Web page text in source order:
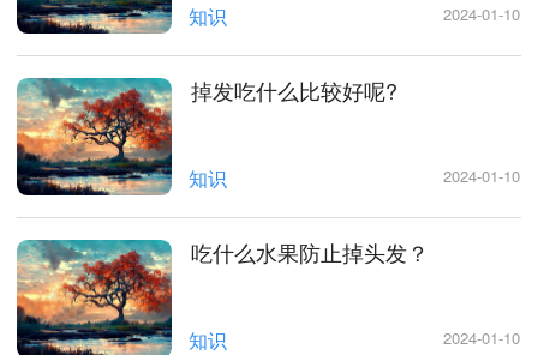
知识 2024-01-10
掉发吃什么比较好呢?
知识 2024-01-10
吃什么水果防止掉头发？
知识 2024-01-10